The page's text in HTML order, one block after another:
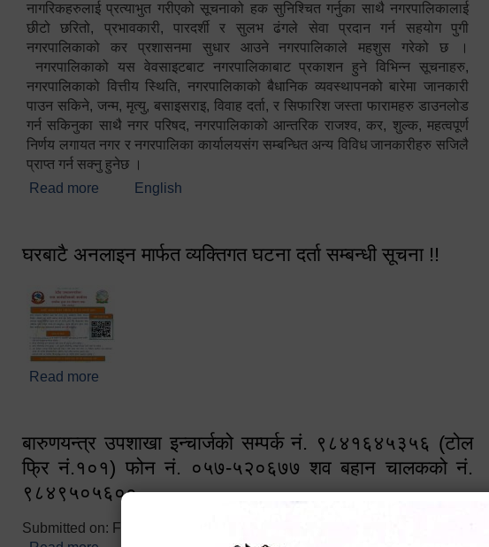
नागरिकहरुलाई प्रत्याभुत गरीएको सूचनाको हक सुनिश्चित गर्नुका साथै नगरपालिकालाई
छीटो छरितो, प्रभावकारी, पारदर्शी र सुलभ ढंगले सेवा प्रदान गर्न सहयोग पुगी
नगरपालिकाको कर प्रशासनमा सुधार आउने नगरपालिकाले महशुस गरेको छ ।
नगरपालिकाको यस वेवसाइटबाट नगरपालिकाबाट प्रकाशन हुने विभिन्न सूचनाहरु,
नगरपालिकाको वित्तीय स्थिति, नगरपालिकाको बैधानिक व्यवस्थापनको बारेमा जानकारी
पाउन सकिने, जन्म, मृत्यु, बसाइसराइ, विवाह दर्ता, र सिफारिश जस्ता फारामहरु डाउनलोड
गर्न सकिनुका साथै नगर परिषद, नगरपालिकाको आन्तरिक राजश्व, कर, शुल्क, महत्वपूर्ण
निर्णय लगायत नगर र नगरपालिका कार्यालयसंग सम्बन्धित अन्य विविध जानकारीहरु सजिलै
प्राप्त गर्न सक्नु हुनेछ ।
Read more about स्वागतम!!!
English
घरबाटै अनलाइन मार्फत व्यक्तिगत घटना दर्ता सम्बन्धी सूचना !!
Read more
बारुणयन्त्र उपशाखा इन्चार्जको सम्पर्क नं. ९८४१६४५३५६ (टोल
फ्रि नं.१०१) फोन नं. ०५७-५२०६७७ शव बहान चालकको नं.
९८४९५०५६००
Submitted on: Fri, 02/25/2022 - 10:50